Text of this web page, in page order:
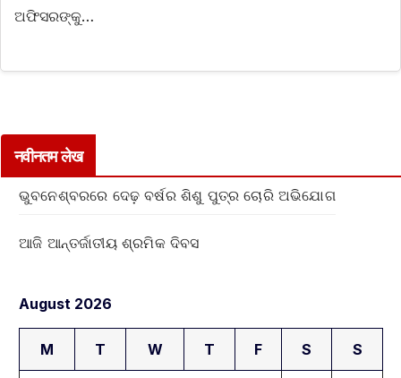
ଅଫିସରଙ୍କୁ…
नवीनतम लेख
ଭୁବନେଶ୍ବରରେ ଦେଢ଼ ବର୍ଷର ଶିଶୁ ପୁତ୍ର ଚୋରି ଅଭିଯୋଗ
ଆଜି ଆନ୍ତର୍ଜାତୀୟ ଶ୍ରମିକ ଦିବସ
August 2026
M T W T F S S